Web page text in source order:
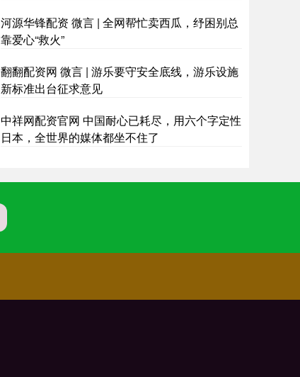
河源华锋配资 微言 | 全网帮忙卖西瓜，纾困别总
靠爱心“救火”
翻翻配资网 微言 | 游乐要守安全底线，游乐设施
新标准出台征求意见
中祥网配资官网 中国耐心已耗尽，用六个字定性
日本，全世界的媒体都坐不住了